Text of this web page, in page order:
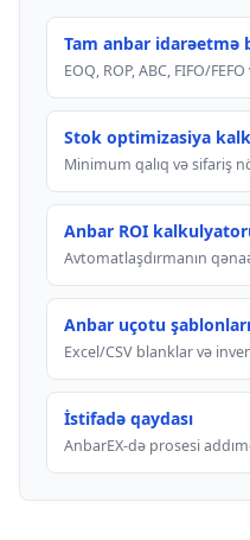
Tam anbar idarəetmə
EOQ, ROP, ABC, FIFO/
Stok optimizasiya
Minimum qalıq və sifariş
Anbar ROI
Avtomatlaşdırmanın
Anbar uçotu şablonları
Excel/CSV blanklar və
İstifadə qaydası
AnbarEX-də prosesi